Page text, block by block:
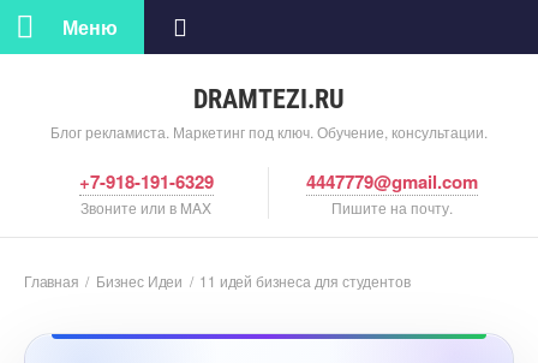
DRAMTEZI.RU
Блог рекламиста. Маркетинг под ключ. Обучение, консультации.
Меню
+7-918-191-6329
Звоните или в MAX
4447779@gmail.com
Пишите на почту.
Главная / Бизнес Идеи / 11 идей бизнеса для студенто